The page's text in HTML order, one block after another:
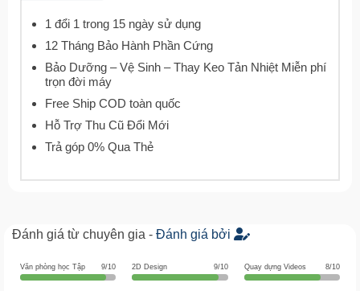
1 đổi 1 trong 15 ngày sử dụng
12 Tháng Bảo Hành Phần Cứng
Bảo Dưỡng – Vệ Sinh – Thay Keo Tản Nhiệt Miễn phí
trọn đời máy
Free Ship COD toàn quốc
Hỗ Trợ Thu Cũ Đổi Mới
Trả góp 0% Qua Thẻ
Đánh giá từ chuyên gia - Đánh giá bởi
Văn phòng học Tập 9/10 2D Design 9/10 Quay dựng Videos 8/10